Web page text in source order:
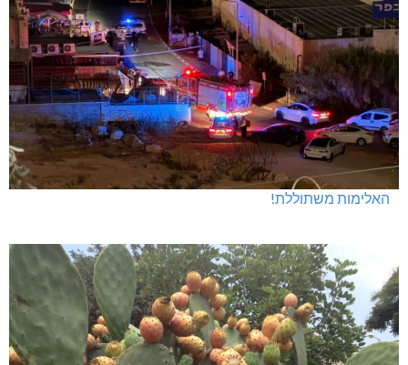
האלימות משתוללת!